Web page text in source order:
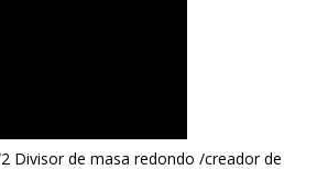
Divisor de masa redondo /creador de